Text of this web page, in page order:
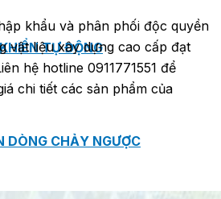
TỰ ĐỘNG
DÒNG CHẢY NGƯỢC
khẩu và phân phối độc quyền
vật liệu xây dựng cao cấp đạt
hệ hotline 0911771551 để
chi tiết các sản phẩm của